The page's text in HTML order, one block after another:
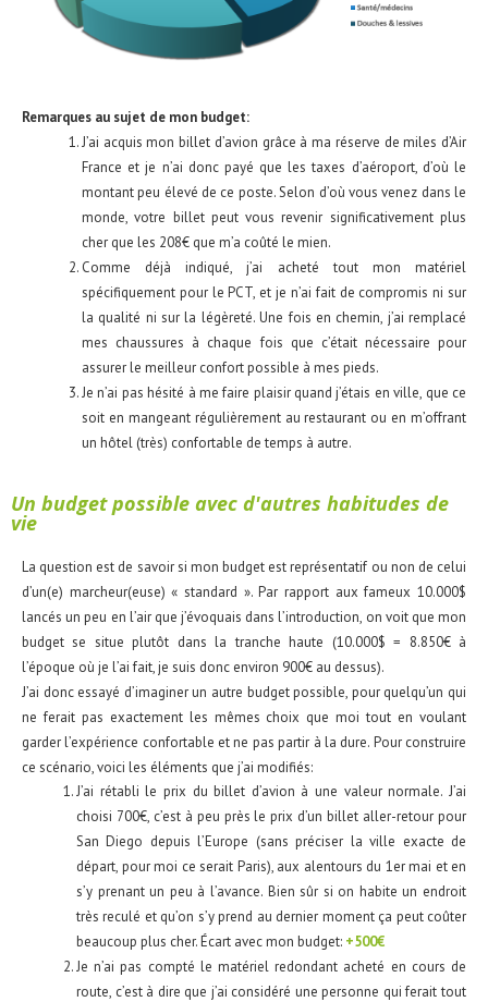
Remarques au sujet de mon budget:
J’ai acquis mon billet d’avion grâce à ma réserve de miles d’Air
France et je n’ai donc payé que les taxes d’aéroport, d’où le
montant peu élevé de ce poste. Selon d’où vous venez dans le
monde, votre billet peut vous revenir significativement plus
cher que les 208€ que m’a coûté le mien.
Comme déjà indiqué, j’ai acheté tout mon matériel
spécifiquement pour le PCT, et je n’ai fait de compromis ni sur
la qualité ni sur la légèreté. Une fois en chemin, j’ai remplacé
mes chaussures à chaque fois que c’était nécessaire pour
assurer le meilleur confort possible à mes pieds.
Je n’ai pas hésité à me faire plaisir quand j’étais en ville, que ce
soit en mangeant régulièrement au restaurant ou en m’offrant
un hôtel (très) confortable de temps à autre.
Un budget possible avec d'autres habitudes de
vie
La question est de savoir si mon budget est représentatif ou non de celui
d’un(e) marcheur(euse) « standard ». Par rapport aux fameux 10.000$
lancés un peu en l’air que j’évoquais dans l’introduction, on voit que mon
budget se situe plutôt dans la tranche haute (10.000$ = 8.850€ à
l’époque où je l’ai fait, je suis donc environ 900€ au dessus).
J’ai donc essayé d’imaginer un autre budget possible, pour quelqu’un qui
ne ferait pas exactement les mêmes choix que moi tout en voulant
garder l’expérience confortable et ne pas partir à la dure. Pour construire
ce scénario, voici les éléments que j’ai modifiés:
J’ai rétabli le prix du billet d’avion à une valeur normale. J’ai
choisi 700€, c’est à peu près le prix d’un billet aller-retour pour
San Diego depuis l’Europe (sans préciser la ville exacte de
départ, pour moi ce serait Paris), aux alentours du 1er mai et en
s’y prenant un peu à l’avance. Bien sûr si on habite un endroit
très reculé et qu’on s’y prend au dernier moment ça peut coûter
beaucoup plus cher. Écart avec mon budget: +500€
Je n’ai pas compté le matériel redondant acheté en cours de
route, c’est à dire que j’ai considéré une personne qui ferait tout